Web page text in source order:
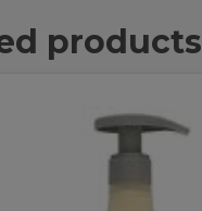
products